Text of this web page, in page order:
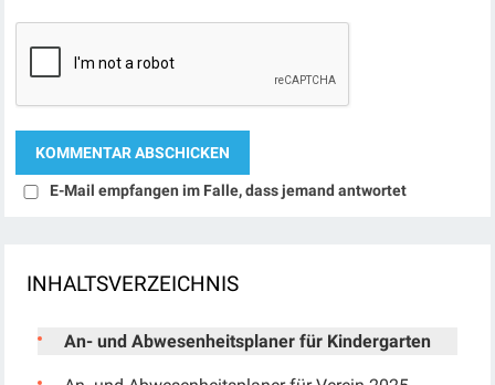
E-Mail empfangen im Falle, dass jemand antwortet
INHALTSVERZEICHNIS
An- und Abwesenheitsplaner für Kindergarten